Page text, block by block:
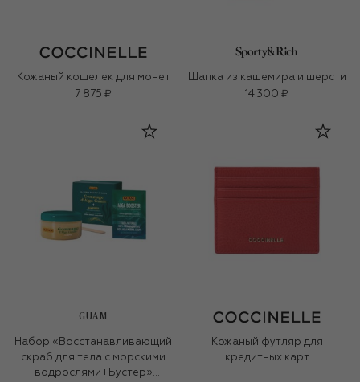
Кожаный кошелек для монет
7 875 ₽
Шапка из кашемира и шерсти
14 300 ₽
GUAM
Набор «Восстанавливающий
скраб для тела с морскими
водрослями+Бустер»
Кожаный футляр для
кредитных карт